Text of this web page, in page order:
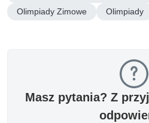
Olimpiady Zimowe
Olimpiady
Masz pytania? Z